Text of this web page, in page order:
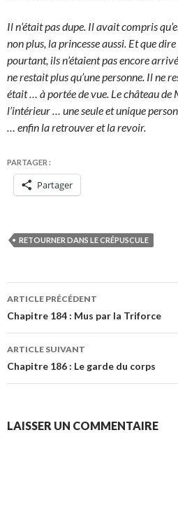
Il n’était pas dupe. Il avait compris
non plus, la princesse aussi. Et que
pourtant, ils n’étaient pas encore
ne restait plus qu’une personne. Il ne
était … à portée de vue. Le château de
l’intérieur … une seule et unique
… enfin la retrouver et la revoir.
PARTAGER :
Partager
RETOURNER DANS LE CRÉPUSCULE
Navigation
des
articles
ARTICLE PRÉCÉDENT
Chapitre 184 : Mus par la Triforce
ARTICLE SUIVANT
Chapitre 186 : Le garde du corps
LAISSER UN COMMENTAIRE